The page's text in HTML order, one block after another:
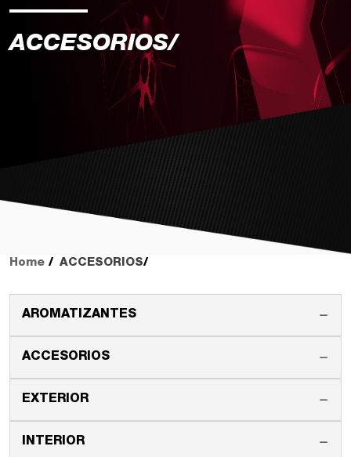
ACCESORIOS/
Home ACCESORIOS
AROMATIZANTES
ACCESORIOS
EXTERIOR
INTERIOR